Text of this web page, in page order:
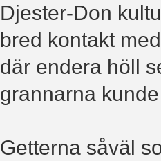
Djester-Don
bred kontakt
där endera höll
grannarna
Getterna såväl